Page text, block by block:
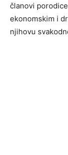
članovi
ekonomskim i
njihovu